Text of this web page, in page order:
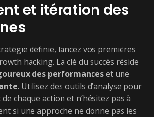
et itération des
définie, lancez vos premières
hacking. La clé du succès réside
des performanceset une
. Utilisez des outils d’analyse pour
chaque action et n’hésitez pas à
si une approche ne donne pas les